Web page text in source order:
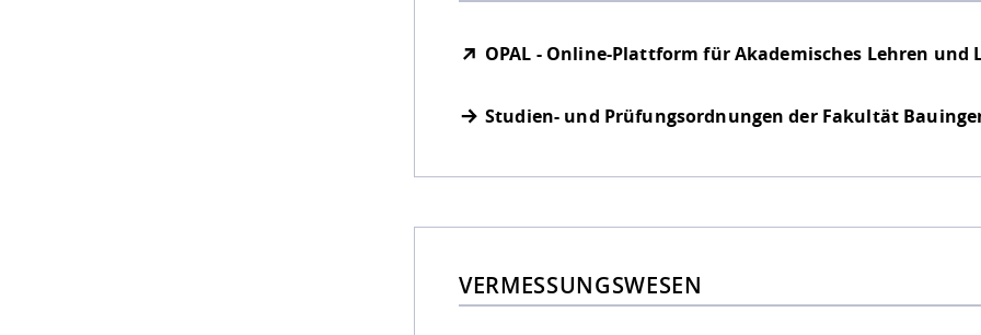
OPAL - Online-Plattform für Akademisches Lehren und
Studien- und Prüfungsordnungen der Fakultät
VERMESSUNGSWESEN